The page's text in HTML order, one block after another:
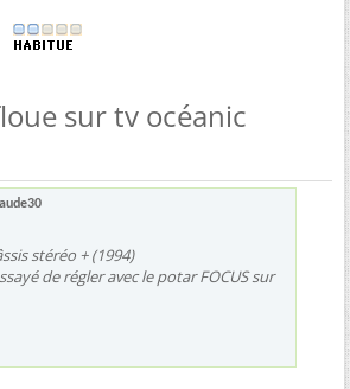
sur tv océanic
stéréo + (1994)
de régler avec le potar FOCUS sur